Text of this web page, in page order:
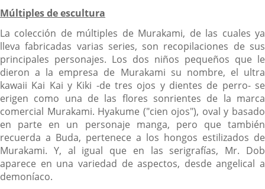
Múltiples de escultura
La colección de múltiples de Murakami, de las cuales ya
lleva fabricadas varias series, son recopilaciones de sus
principales personajes. Los dos niños pequeños que le
dieron a la empresa de Murakami su nombre, el ultra
kawaii Kai Kai y Kiki -de tres ojos y dientes de perro- se
erigen como una de las flores sonrientes de la marca
comercial Murakami. Hyakume ("cien ojos"), oval y basado
en parte en un personaje manga, pero que también
recuerda a Buda, pertenece a los hongos estilizados de
Murakami. Y, al igual que en las serigrafías, Mr. Dob
aparece en una variedad de aspectos, desde angelical a
demoníaco.